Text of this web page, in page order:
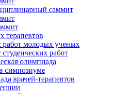
саммит
терапевтов
работ молодых ученых
работ
олимпиада
симпозиуме
врачей-терапевтов